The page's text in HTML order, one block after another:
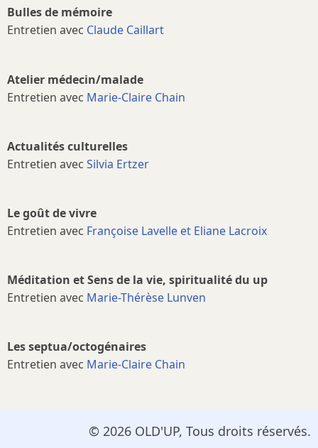
Bulles de mémoire
Entretien avec Claude Caillart
Atelier médecin/malade
Entretien avec Marie-Claire Chain
Actualités culturelles
Entretien avec Silvia Ertzer
Le goût de vivre
Entretien avec Françoise Lavelle et Eliane Lacroix
Méditation et Sens de la vie, spiritualité du up
Entretien avec Marie-Thérèse Lunven
Les septua/octogénaires
Entretien avec Marie-Claire Chain
© 2026 OLD'UP, Tous droits réservés.